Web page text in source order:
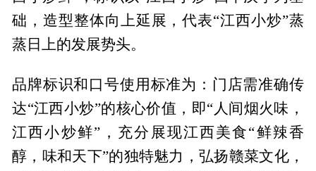
础，造型整体向上延展，代表“江西小炒”蒸
蒸日上的发展势头。
品牌标识和口号使用标准为：门店需准确传
达“江西小炒”的核心价值，即“人间烟火味，
江西小炒鲜”，充分展现江西美食“鲜辣香
醇，味和天下”的独特魅力，弘扬赣菜文化，